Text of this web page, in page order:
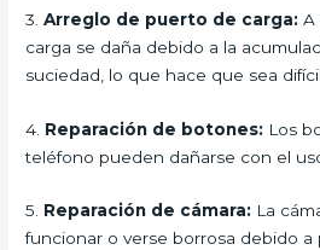
3.Arreglo de puerto de carga: A
carga se daña debido a la
suciedad, lo que hace que sea
4. Reparación de botones: Los
teléfono pueden dañarse con el
5. Reparación de cámara: La
funcionar o verse borrosa debido a